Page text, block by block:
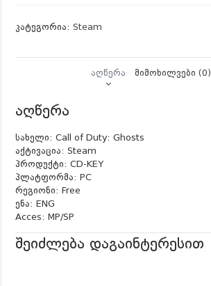
quantity
კატეგორია:Steam
აღწერა მიმოხილვები (0)
აღწერა
სახელი: Call of Duty: Ghosts
აქტივაცია: Steam
პროდუქტი: CD-KEY
პლატფორმა: PC
რეგიონი: Free
ენა: ENG
Acces: MP/SP
შეიძლება დაგაინტერესით